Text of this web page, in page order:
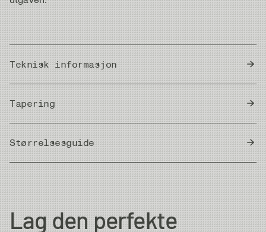
Teknisk informasjon
Country of Origin Japan
Tapering
Størrelsesguide
Meter/Cm|Fot/Tum
Butt Diam. Tip Diam. Strength
0X 0.64mm 0.285mm 5.6kg
Lag den perfekte